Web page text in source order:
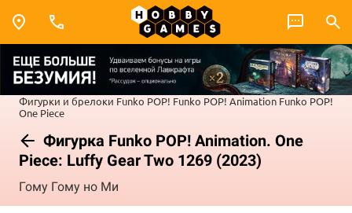
Фигурки и брелоки Funko POP! Funko POP! Animation Funko POP!
One Piece
Фигурка Funko POP! Animation. One
Piece: Luffy Gear Two 1269 (2023)
Гому Гому но Ми